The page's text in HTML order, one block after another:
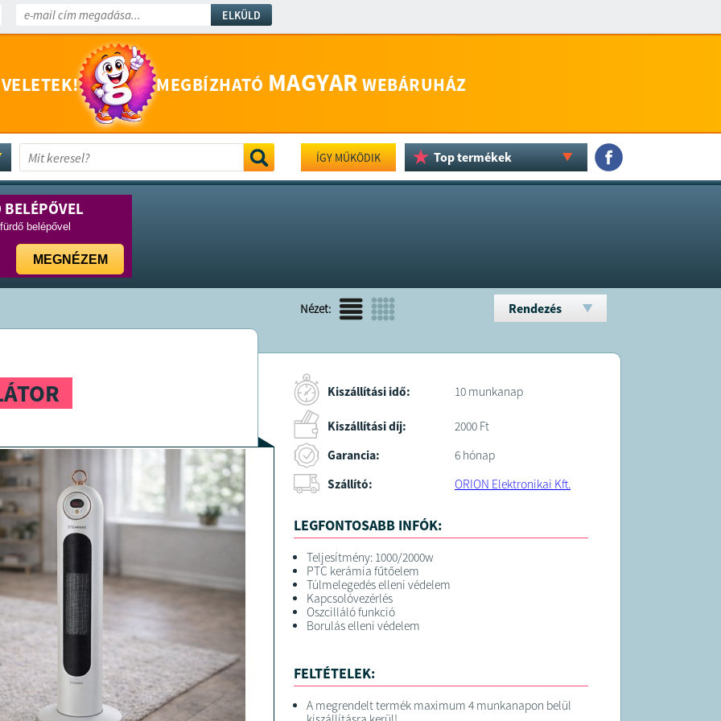
ELKÜLD
MEGBÍZHATÓ MAGYAR WEBÁRUHÁZ
ÍGY MŰKÖDIK Top termékek
BELÉPŐVEL
belépővel
MEGNÉZEM
Nézet: Rendezés
Kiszállítási idő: 10 munkanap
Kiszállítási díj:
2000 Ft
Garancia:
6 hónap
Szállító:
ORION Elektronikai Kft.
LEGFONTOSABB INFÓK:
Teljesítmény: 1000/2000w
PTC kerámia fűtőelem
Túlmelegedés elleni védelem
Kapcsolóvezérlés
Oszcilláló funkció
Borulás elleni védelem
FELTÉTELEK:
A megrendelt termék maximum 4 munkanapon belül